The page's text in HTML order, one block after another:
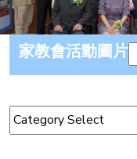
家教會活動圖片